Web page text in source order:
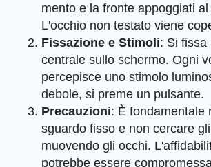
mento e la fronte appoggiati
L'occhio non testato viene
Fissazione e Stimoli: Si fissa
centrale sullo schermo. Ogni
percepisce uno stimolo
debole, si preme un pulsante.
Precauzioni: È fondamentale
sguardo fisso e non cercare
muovendo gli occhi.
potrebbe essere